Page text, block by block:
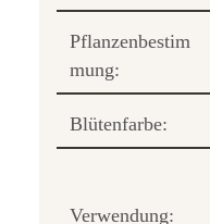
Pflanzenbestim
mung:
Blütenfarbe:
Verwendung: